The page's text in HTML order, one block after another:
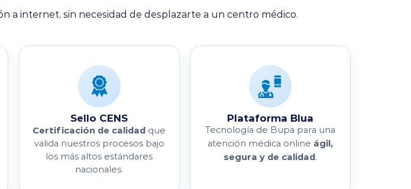
a internet, sin necesidad de desplazarte a un centro médico.
Sello CENS
Certificación de calidad que
valida nuestros procesos bajo
los más altos estándares
nacionales.
Plataforma Blua
Tecnología de Bupa para una
atención médica online ágil,
segura y de calidad.